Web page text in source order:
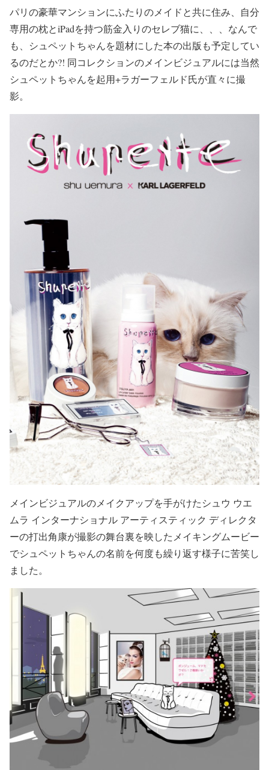
パリの豪華マンションにふたりのメイドと共に住み、自分
専用の枕とiPadを持つ筋金入りのセレブ猫に、、、なんで
も、シュペットちゃんを題材にした本の出版も予定してい
るのだとか?! 同コレクションのメインビジュアルには当然
シュペットちゃんを起用+ラガーフェルド氏が直々に撮
影。
メインビジュアルのメイクアップを手がけたシュウ ウエ
ムラ インターナショナル アーティスティック ディレクタ
ーの打出角康が撮影の舞台裏を映したメイキングムービー
でシュペットちゃんの名前を何度も繰り返す様子に苦笑し
ました。